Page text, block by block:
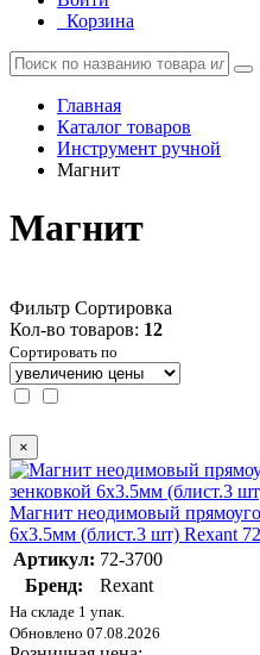
Корзина
Главная
Каталог товаров
Инструмент ручной
Магнит
Магнит
Фильтр Сортировка
Кол-во товаров: 12
Сортировать по
×
Магнит неодимовый
6х3.5мм (блист.3 шт) Rexant
Артикул: 72-3700
Бренд:
Rexant
На складе 1 упак.
Обновлено 07.08.2026